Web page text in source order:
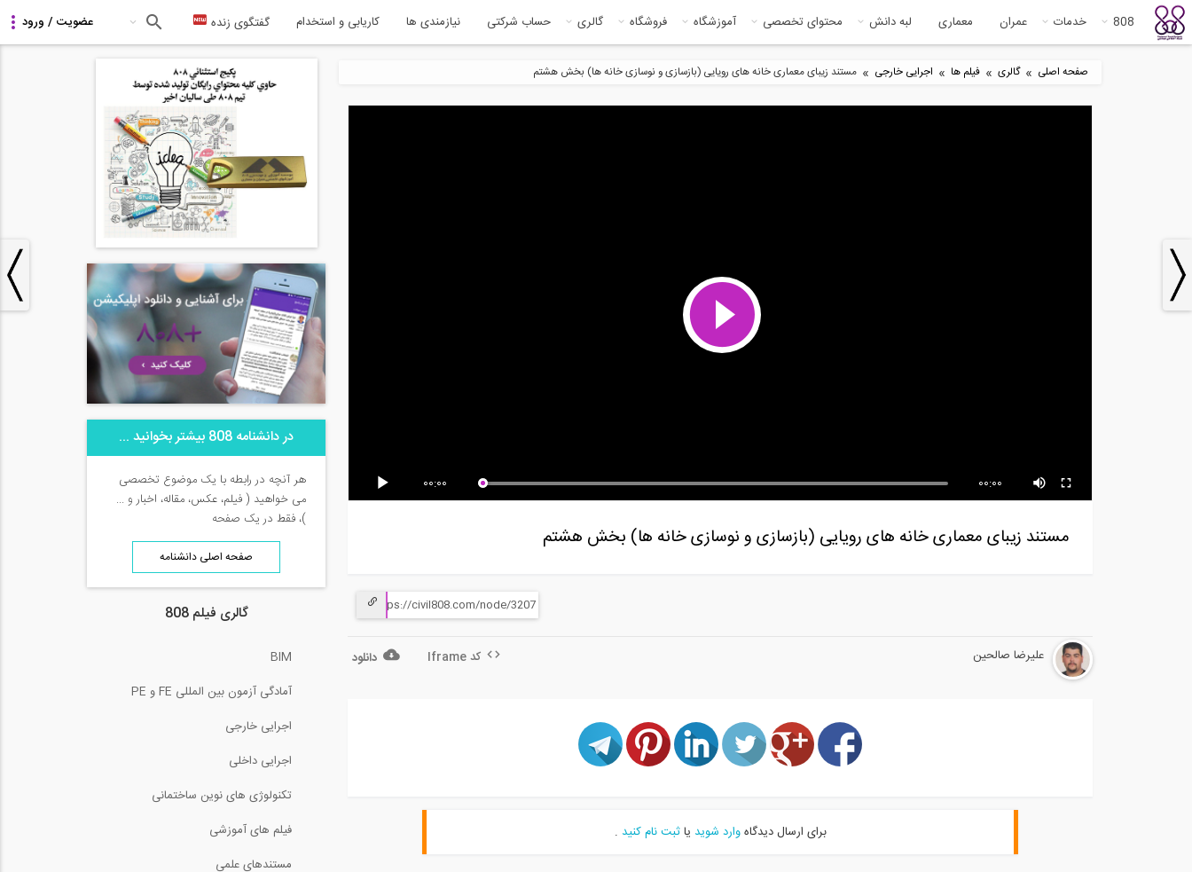
808 خدمات عمران معماری لبه دانش محتوای تخصصی آموزشگاه فروشگاه گالری حساب شرکتی نیازمندی ها کاریابی و استخدام گفتگوی زنده
صفحه اصلی » گالری » فیلم ها » اجرایی خارجی » مستند زیبای معماری خانه های رویایی (بازسازی و نوسازی خانه ها) بخش هشتم
00:00 00:00
مستند زیبای معماری خانه های رویایی (بازسازی و نوسازی خانه ها) بخش هشتم
دانلود علیرضا صالحین کد Iframe
برای ارسال دیدگاهوارد شوید یاثبت نام کنید .
در دانشنامه 808 بیشتر بخوانید ...
هر آنچه در رابطه با یک موضوع تخصصی
می خواهید ( فیلم، عکس، مقاله، اخبار و ...
)، فقط در یک صفحه
صفحه اصلی دانشنامه
گالری فیلم 808
BIM
آمادگی آزمون بین المللی FE و PE
اجرایی خارجی
اجرایی داخلی
تکنولوژی های نوین ساختمانی
فیلم های آموزشی
مستندهای علمی